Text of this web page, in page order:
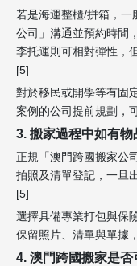
若是海運整櫃/拼箱，一
公司」溝通並預約時間
李托運則可相對彈性，
[5]
對於移民或開學等有固
案例的公司提前規劃，
3. 搬家過程中如有物
正規「澳門跨國搬家公
拍照及清單登記，一旦
[5]
選擇具備專業打包與保
保留照片、清單與單據
4. 澳門跨國搬家是